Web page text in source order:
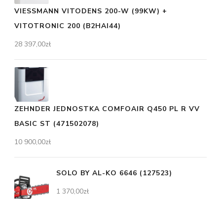
VIESSMANN VITODENS 200-W (99KW) +
VITOTRONIC 200 (B2HAI44)
28 397,00zł
ZEHNDER JEDNOSTKA COMFOAIR Q450 PL R VV
BASIC ST (471502078)
10 900,00zł
SOLO BY AL-KO 6646 (127523)
1 370,00zł